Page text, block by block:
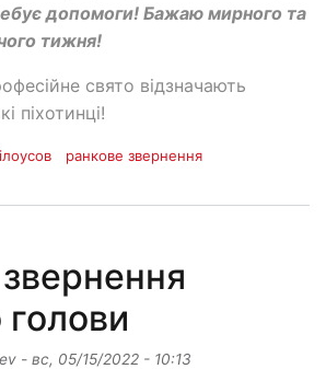
допомоги! Бажаю мирного та
тижня!
свято відзначають
піхотинці!
ранкове звернення
голови
- вс, 05/15/2022 - 10:13